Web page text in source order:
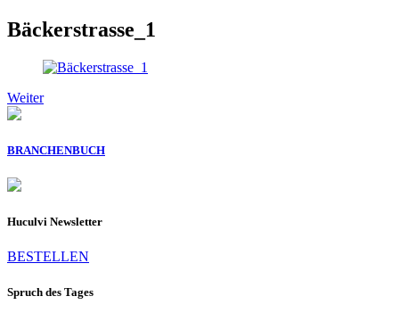
Bäckerstrasse_1
Weiter
BRANCHENBUCH
Huculvi Newsletter
BESTELLEN
Spruch des Tages